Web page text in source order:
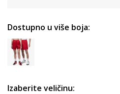
Dostupno u više boja:
Izaberite veličinu: